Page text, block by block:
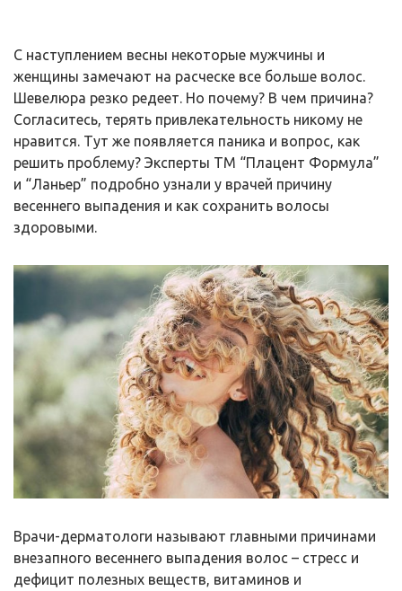
С наступлением весны некоторые мужчины и
женщины замечают на расческе все больше волос.
Шевелюра резко редеет. Но почему? В чем причина?
Согласитесь, терять привлекательность никому не
нравится. Тут же появляется паника и вопрос, как
решить проблему? Эксперты ТМ “Плацент Формула”
и “Ланьер” подробно узнали у врачей причину
весеннего выпадения и как сохранить волосы
здоровыми.
Врачи-дерматологи называют главными причинами
внезапного весеннего выпадения волос – стресс и
дефицит полезных веществ, витаминов и